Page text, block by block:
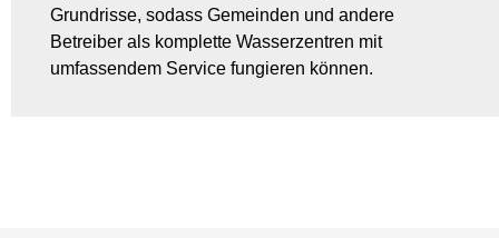
Grundrisse, sodass Gemeinden und andere
Betreiber als komplette Wasserzentren mit
umfassendem Service fungieren können.